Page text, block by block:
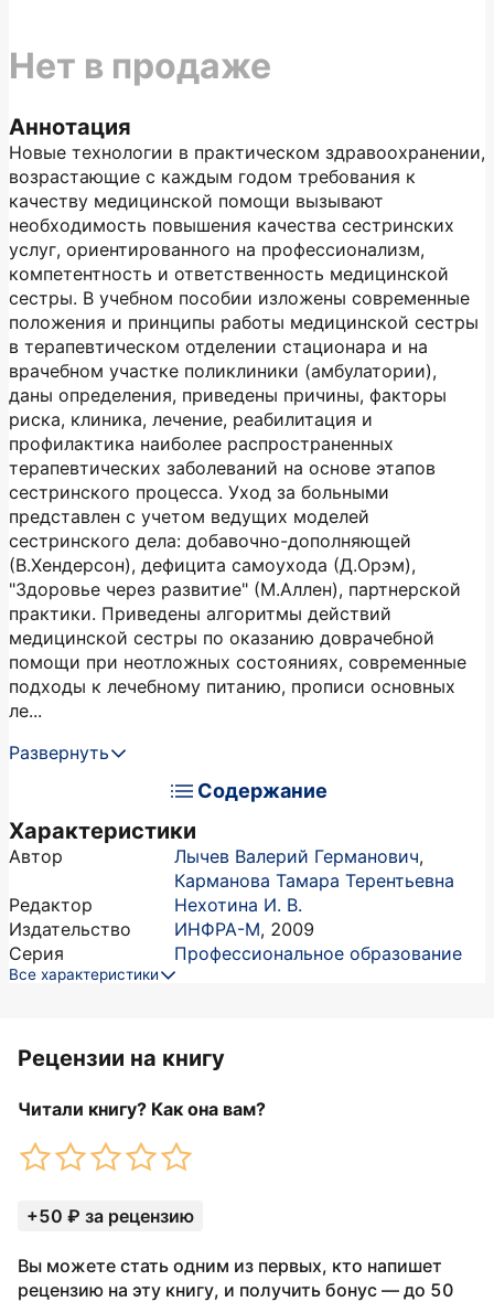
Аннотация
Новые технологии в практическом здравоохранении,
возрастающие с каждым годом требования к
качеству медицинской помощи вызывают
необходимость повышения качества сестринских
услуг, ориентированного на профессионализм,
компетентность и ответственность медицинской
сестры. В учебном пособии изложены современные
положения и принципы работы медицинской сестры
в терапевтическом отделении стационара и на
врачебном участке поликлиники (амбулатории),
даны определения, приведены причины, факторы
риска, клиника, лечение, реабилитация и
профилактика наиболее распространенных
терапевтических заболеваний на основе этапов
сестринского процесса. Уход за больными
представлен с учетом ведущих моделей
сестринского дела: добавочно-дополняющей
(В.Хендерсон), дефицита самоухода (Д.Орэм),
"Здоровье через развитие" (М.Аллен), партнерской
практики. Приведены алгоритмы действий
медицинской сестры по оказанию доврачебной
помощи при неотложных состояниях, современные
подходы к лечебному питанию, прописи основных
ле...
Развернуть
Содержание
Характеристики
Автор Лычев Валерий Германович,
Карманова Тамара Терентьевна
Редактор
Нехотина И. В.
Издательство
ИНФРА-М, 2009
Серия
Профессиональное образование
Все характеристики
Нет в продаже
Рецензии на книгу
Читали книгу? Как она вам?
+50 ₽ за рецензию
Вы можете стать одним из первых, кто напишет
рецензию на эту книгу, и получить бонус — до 50